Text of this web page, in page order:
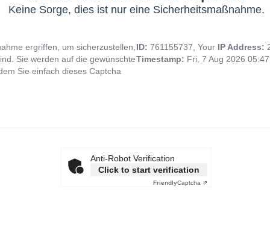
Keine Sorge, dies ist nur eine Sicherheitsmaßnahme.
ergriffen, um sicherzustellen,
Sie werden auf die gewünschte
Sie einfach dieses Captcha
ID: 761155737, Your IP Address:
Timestamp: Fri, 7 Aug 2026
Anti-Robot Verification
Click to start verification
FriendlyCaptcha ⇗